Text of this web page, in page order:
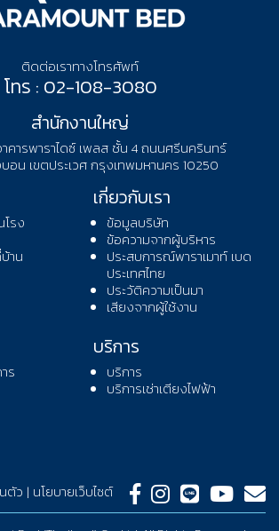
ติดต่อเราทางโทรศัพท์
โทร : 02-108-3080
สำนักงานใหญ่
คารพาราไดซ์ เพลส ชั้น 4 ถนนศรีนครินทร์
อน เขตประเวศ กรุงเทพมหานคร 10250
รง
าน
เกี่ยวกับเรา
ข้อมูลบริษัท
ข้อความจากผู้บริหาร
ประสบการณ์พาราเมาท์ เบด
ประเทศไทย
ประวัติความเป็นมา
เสียงจากผู้ใช้งาน
ร
บริการ
บริการ
บริการเช่าเตียงไฟฟ้า
ตัว | นโยบายเว็บไซต์